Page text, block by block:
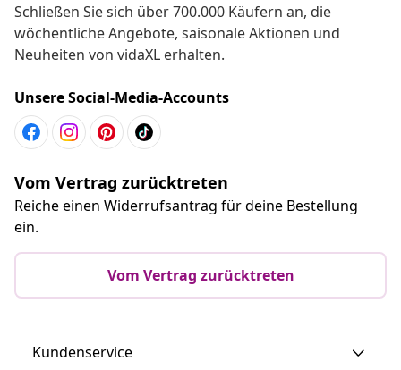
Schließen Sie sich über 700.000 Käufern an, die
wöchentliche Angebote, saisonale Aktionen und
Neuheiten von vidaXL erhalten.
Unsere Social-Media-Accounts
Vom Vertrag zurücktreten
Reiche einen Widerrufsantrag für deine Bestellung
ein.
Vom Vertrag zurücktreten
Kundenservice